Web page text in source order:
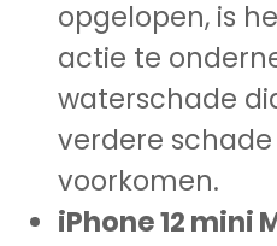
opgelopen, is
actie te
waterschade
verdere
voorkomen.
iPhone 12 mini